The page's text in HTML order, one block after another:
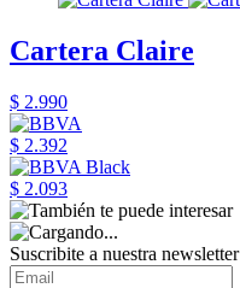
Cartera Claire
$ 2.990
$ 2.392
$ 2.093
Suscribite a nuestra newsletter